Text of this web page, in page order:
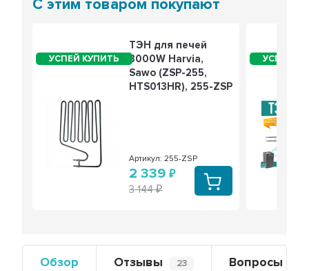
С этим товаром покупают
ТЭН для печей
3000W Harvia,
Sawo (ZSP-255,
HTS013HR), 255-ZSP
Артикул: 255-ZSP
2 339
3 144
Обзор Отзывы 23 Вопросы